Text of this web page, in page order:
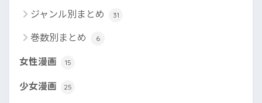
ジャンル別まとめ 31
巻数別まとめ 6
女性漫画 15
少女漫画 25